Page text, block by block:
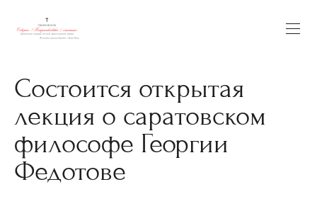
Состоится открытая
лекция о саратовском
философе Георгии
Федотове